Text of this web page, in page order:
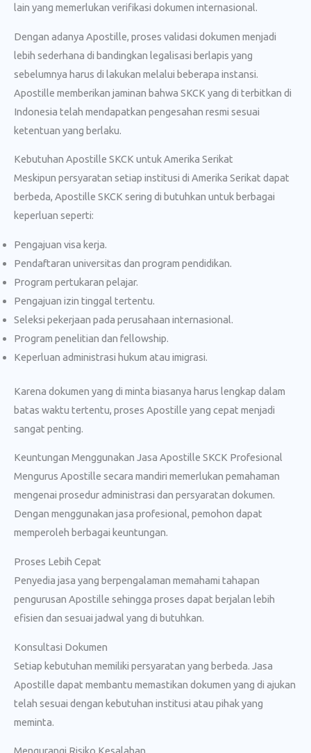
lain yang memerlukan verifikasi dokumen internasional.
Dengan adanya Apostille, proses validasi dokumen menjadi
lebih sederhana di bandingkan legalisasi berlapis yang
sebelumnya harus di lakukan melalui beberapa instansi.
Apostille memberikan jaminan bahwa SKCK yang di terbitkan di
Indonesia telah mendapatkan pengesahan resmi sesuai
ketentuan yang berlaku.
Kebutuhan Apostille SKCK untuk Amerika Serikat
Meskipun persyaratan setiap institusi di Amerika Serikat dapat
berbeda, Apostille SKCK sering di butuhkan untuk berbagai
keperluan seperti:
Pengajuan visa kerja.
Pendaftaran universitas dan program pendidikan.
Program pertukaran pelajar.
Pengajuan izin tinggal tertentu.
Seleksi pekerjaan pada perusahaan internasional.
Program penelitian dan fellowship.
Keperluan administrasi hukum atau imigrasi.
Karena dokumen yang di minta biasanya harus lengkap dalam
batas waktu tertentu, proses Apostille yang cepat menjadi
sangat penting.
Keuntungan Menggunakan Jasa Apostille SKCK Profesional
Mengurus Apostille secara mandiri memerlukan pemahaman
mengenai prosedur administrasi dan persyaratan dokumen.
Dengan menggunakan jasa profesional, pemohon dapat
memperoleh berbagai keuntungan.
Proses Lebih Cepat
Penyedia jasa yang berpengalaman memahami tahapan
pengurusan Apostille sehingga proses dapat berjalan lebih
efisien dan sesuai jadwal yang di butuhkan.
Konsultasi Dokumen
Setiap kebutuhan memiliki persyaratan yang berbeda. Jasa
Apostille dapat membantu memastikan dokumen yang di ajukan
telah sesuai dengan kebutuhan institusi atau pihak yang
meminta.
Mengurangi Risiko Kesalahan